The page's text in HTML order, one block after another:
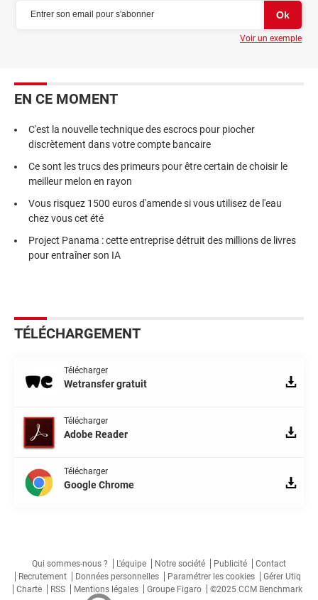
Voir un exemple
EN CE MOMENT
C'est la nouvelle technique des escrocs pour piocher
discrètement dans votre compte bancaire
Ce sont les trucs des primeurs pour être certain de choisir le
meilleur melon en rayon
Vous risquez 1500 euros d'amende si vous utilisez de l'eau
chez vous cet été
Project Panama : cette entreprise détruit des millions de livres
pour entraîner son IA
TÉLÉCHARGEMENT
Télécharger
Wetransfer gratuit
Télécharger
Adobe Reader
Télécharger
Google Chrome
Qui sommes-nous ? L'équipe Notre société Publicité
Contact
Recrutement
Données personnelles Paramétrer les cookies
Gérer Utiq
Charte
RSS Mentions légales Groupe Figaro ©2025 CCM Benchmark